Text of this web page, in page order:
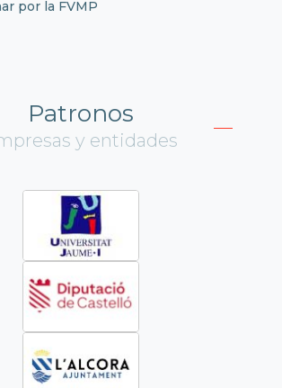
por la FVMP
Patronos
y entidades